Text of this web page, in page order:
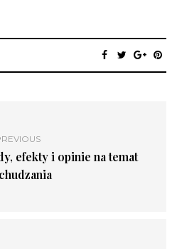
efekty i opinie na temat